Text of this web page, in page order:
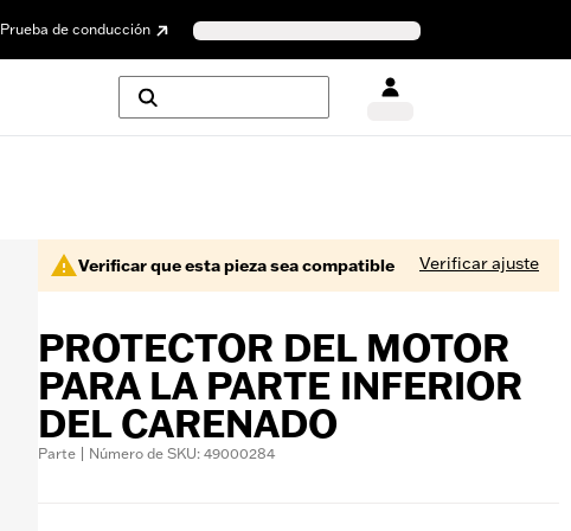
Prueba de conducción
Verificar que esta pieza sea compatible Verificar ajuste
PROTECTOR DEL MOTOR
PARA LA PARTE INFERIOR
DEL CARENADO
Parte | Número de SKU: 49000284